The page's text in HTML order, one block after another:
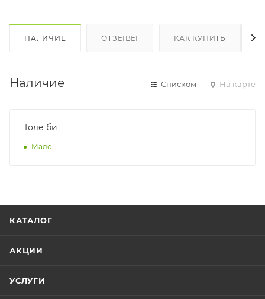
НАЛИЧИЕ ОТЗЫВЫ КАК КУПИТЬ
Наличие Списком На карте
Толе би
Мало
КАТАЛОГ
АКЦИИ
УСЛУГИ